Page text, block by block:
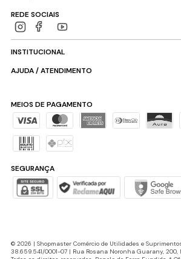
REDE SOCIAIS
INSTITUCIONAL
AJUDA / ATENDIMENTO
MEIOS DE PAGAMENTO
SEGURANÇA
© 2026 | Shopmaster Comércio de Utilidades e
38.659.541/0001-07 | Rua Rosana Noronha Guarany,